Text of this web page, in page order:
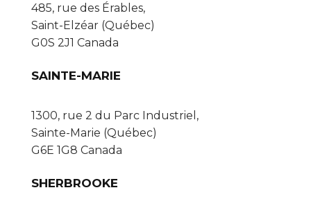
485, rue des Érables,
Saint-Elzéar (Québec)
G0S 2J1 Canada
SAINTE-MARIE
1300, rue 2 du Parc Industriel,
Sainte-Marie (Québec)
G6E 1G8 Canada
SHERBROOKE